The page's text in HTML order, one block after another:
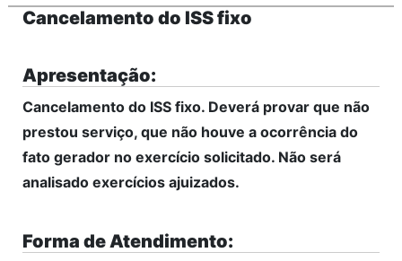
Cancelamento do ISS fixo
Apresentação:
Cancelamento do ISS fixo. Deverá provar que não
prestou serviço, que não houve a ocorrência do
fato gerador no exercício solicitado. Não será
analisado exercícios ajuizados.
Forma de Atendimento: